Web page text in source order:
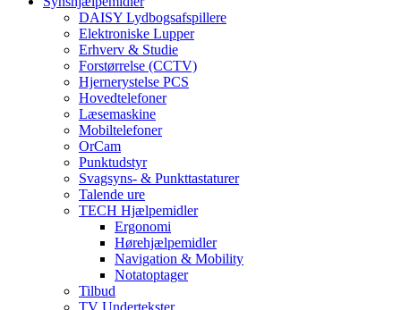
DAISY Lydbogsafspillere
Elektroniske Lupper
Erhverv & Studie
Forstørrelse (CCTV)
Hjernerystelse PCS
Hovedtelefoner
Læsemaskine
Mobiltelefoner
OrCam
Punktudstyr
Svagsyns- & Punkttastaturer
Talende ure
TECH Hjælpemidler
Ergonomi
Hørehjælpemidler
Navigation & Mobility
Notatoptager
Tilbud
TV Undertekster